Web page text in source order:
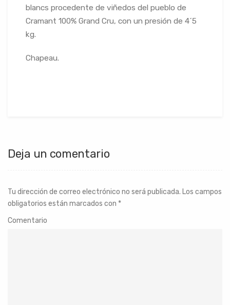
blancs procedente de viñedos del pueblo de
Cramant 100% Grand Cru, con un presión de 4´5
kg.
Chapeau.
Deja un comentario
Tu dirección de correo electrónico no será publicada. Los campos
obligatorios están marcados con *
Comentario